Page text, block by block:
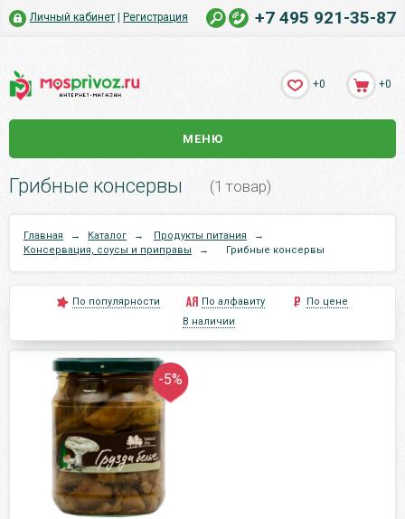
Личный кабинет Регистрация +7 495 921-35-87
+0 +0
МЕНЮ
Грибные консервы (1 товар)
Главная → Каталог → Продукты питания
→
Консервация, соусы и приправы
→ Грибные консервы
По популярности По алфавиту
По цене
В наличии
-5%